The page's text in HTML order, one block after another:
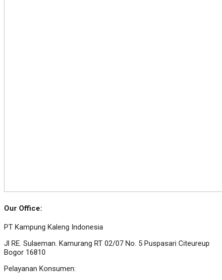
Our Office:
PT Kampung Kaleng Indonesia
Jl RE. Sulaeman. Kamurang RT 02/07 No. 5 Puspasari Citeureup
Bogor 16810
Pelayanan Konsumen: